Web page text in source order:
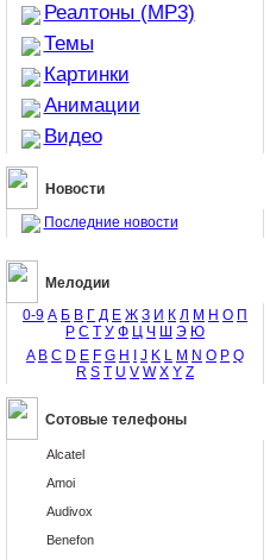
Реалтоны (MP3)
Темы
Картинки
Анимации
Видео
Новости
Последние новости
Мелодии
0-9 А Б В Г Д Е Ж З И К Л М Н О П
Р С Т У Ф Ц Ч Ш Э Ю
A B C D E F G H J K L M N O P Q
R S T U V W X Y Z
Сотовые телефоны
Alcatel
Amoi
Audivox
Benefon